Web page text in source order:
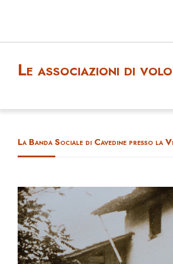
Le associazioni di
La Banda Sociale di Cavedine presso la